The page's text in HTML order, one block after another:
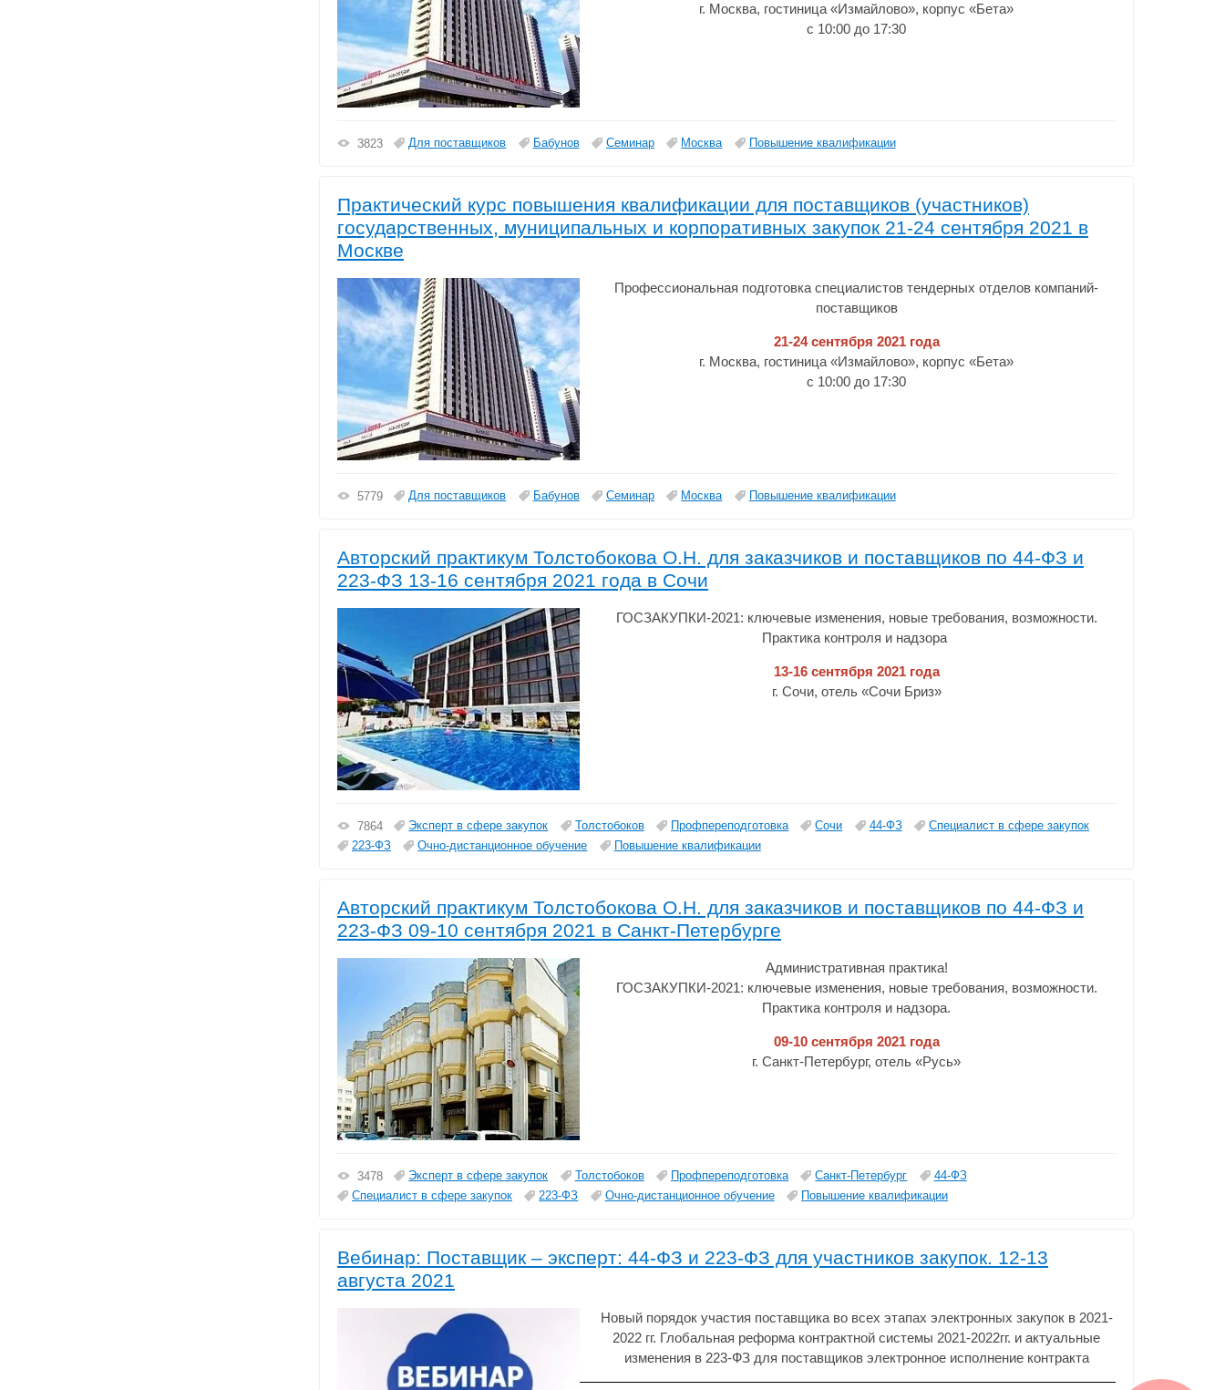
г. Москва, гостиница «Измайлово», корпус «Бета»
с 10:00 до 17:30
3823 Для поставщиков Бабунов Семинар Москва Повышение квалификации
Практический курс повышения квалификации для поставщиков (участников)
государственных, муниципальных и корпоративных закупок 21-24 сентября 2021 в
Москве
Профессиональная подготовка специалистов тендерных отделов компаний-
поставщиков
21-24 сентября 2021 года
г. Москва, гостиница «Измайлово», корпус «Бета»
с 10:00 до 17:30
5779 Для поставщиков Бабунов Семинар Москва Повышение квалификации
Авторский практикум Толстобокова О.Н. для заказчиков и поставщиков по 44-ФЗ и
223-ФЗ 13-16 сентября 2021 года в Сочи
ГОСЗАКУПКИ-2021: ключевые изменения, новые требования, возможности.
Практика контроля и надзора
13-16 сентября 2021 года
г. Сочи, отель «Сочи Бриз»
7864 Эксперт в сфере закупок Толстобоков Профпереподготовка Сочи 44-ФЗ
Специалист в сфере закупок
223-ФЗ
Очно-дистанционное обучение Повышение квалификации
Авторский практикум Толстобокова О.Н. для заказчиков и поставщиков по 44-ФЗ и
223-ФЗ 09-10 сентября 2021 в Санкт-Петербурге
Административная практика!
ГОСЗАКУПКИ-2021: ключевые изменения, новые требования, возможности.
Практика контроля и надзора.
09-10 сентября 2021 года
г. Санкт-Петербург, отель «Русь»
3478 Эксперт в сфере закупок Толстобоков Профпереподготовка Санкт-Петербург
44-ФЗ
Специалист в сфере закупок
223-ФЗ Очно-дистанционное обучение Повышение квалификации
Вебинар: Поставщик – эксперт: 44-ФЗ и 223-ФЗ для участников закупок. 12-13
августа 2021
Новый порядок участия поставщика во всех этапах электронных закупок в 2021-
2022 гг. Глобальная реформа контрактной системы 2021-2022гг. и актуальные
изменения в 223-ФЗ для поставщиков электронное исполнение контракта